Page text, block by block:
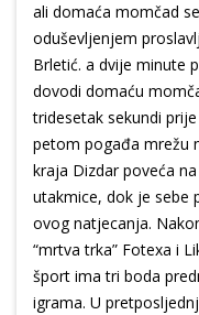
ali domaća momčad
oduševljenjem
Brletić. a dvije minute
dovodi domaću
tridesetak sekundi
petom pogađa mrežu
kraja Dizdar poveća
utakmice, dok je sebe
ovog natjecanja.
“mrtva trka” Fotexa i
šport ima tri boda
igrama. U